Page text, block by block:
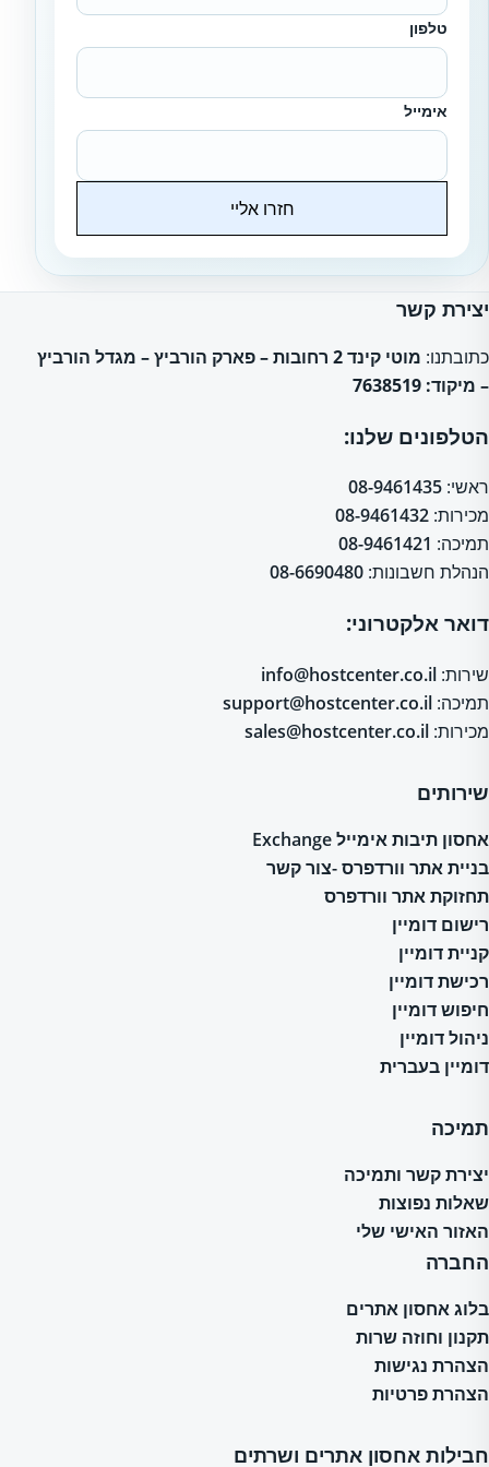
טלפון
אימייל
חזרו אליי
יצירת קשר
כתובתנו:
מוטי קינד 2 רחובות – פארק הורביץ – מגדל הורביץ
– מיקוד: 7638519
הטלפונים שלנו:
ראשי: 08-9461435
מכירות: 08-9461432
תמיכה: 08-9461421
הנהלת חשבונות: 08-6690480
דואר אלקטרוני:
שירות: info@hostcenter.co.il
תמיכה: support@hostcenter.co.il
מכירות: sales@hostcenter.co.il
שירותים
אחסון תיבות אימייל Exchange
בניית אתר וורדפרס -צור קשר
תחזוקת אתר וורדפרס
רישום דומיין
קניית דומיין
רכישת דומיין
חיפוש דומיין
ניהול דומיין
דומיין בעברית
תמיכה
יצירת קשר ותמיכה
שאלות נפוצות
האזור האישי שלי
החברה
בלוג אחסון אתרים
תקנון וחוזה שרות
הצהרת נגישות
הצהרת פרטיות
חבילות אחסון אתרים ושרתים